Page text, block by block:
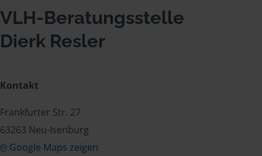
VLH-Beratungsstelle
Dierk Resler
Kontakt
Frankfurter Str. 27
63263 Neu-Isenburg
Google Maps zeigen